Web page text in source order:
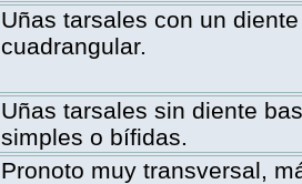
Uñas tarsales con un
cuadrangular.
Uñas tarsales sin diente
simples o bífidas.
Pronoto muy transversal,